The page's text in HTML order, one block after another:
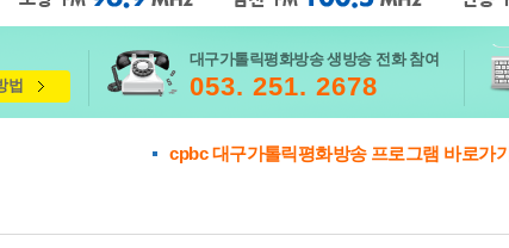
법
대구가톨릭평화방송 생방송 전화 참여
053. 251. 2678
cpbc 대구가톨릭평화방송 프로그램 바로가